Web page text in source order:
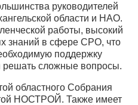
руководителей
области и НАО.
работы, высокий
знаний в сфере СРО, что
поддержку
решать сложные вопросы.
областного Собрания
НОСТРОЙ. Также имеет